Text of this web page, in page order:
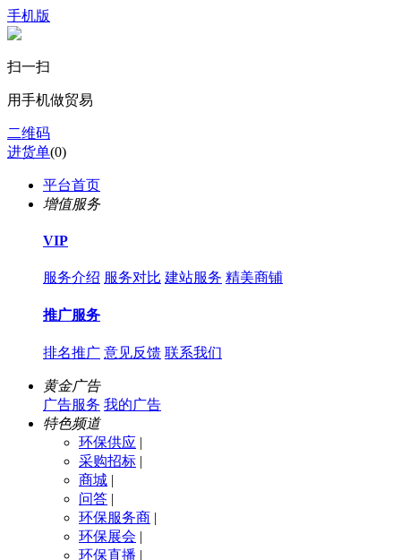
手机版
扫一扫
用手机做贸易
二维码
进货单(0)
平台首页
增值服务
VIP
服务介绍 服务对比 建站服务 精美商铺
推广服务
排名推广 意见反馈 联系我们
黄金广告
广告服务 我的广告
特色频道
环保供应 |
采购招标 |
商城 |
问答 |
环保服务商 |
环保展会 |
环保直播 |